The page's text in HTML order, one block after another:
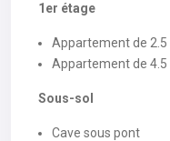
1er étage
Appartement de 2.5
Appartement de 4.5
Sous-sol
Cave sous pont